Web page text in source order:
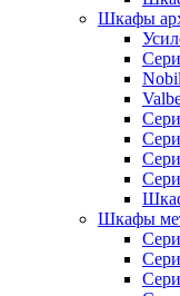
Шкафы
Шкафы